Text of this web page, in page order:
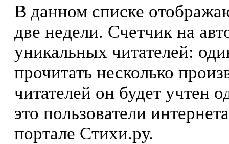
В данном списке
две недели. Счетчик на
уникальных читателей:
прочитать несколько
читателей он будет учтен
это пользователи
портале Стихи.ру.